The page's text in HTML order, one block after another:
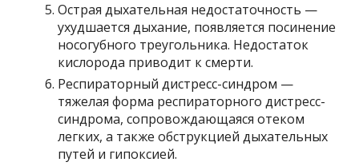
Острая дыхательная недостаточность —
ухудшается дыхание, появляется посинение
носогубного треугольника. Недостаток
кислорода приводит к смерти.
Респираторный дистресс-синдром —
тяжелая форма респираторного дистресс-
синдрома, сопровождающаяся отеком
легких, а также обструкцией дыхательных
путей и гипоксией.